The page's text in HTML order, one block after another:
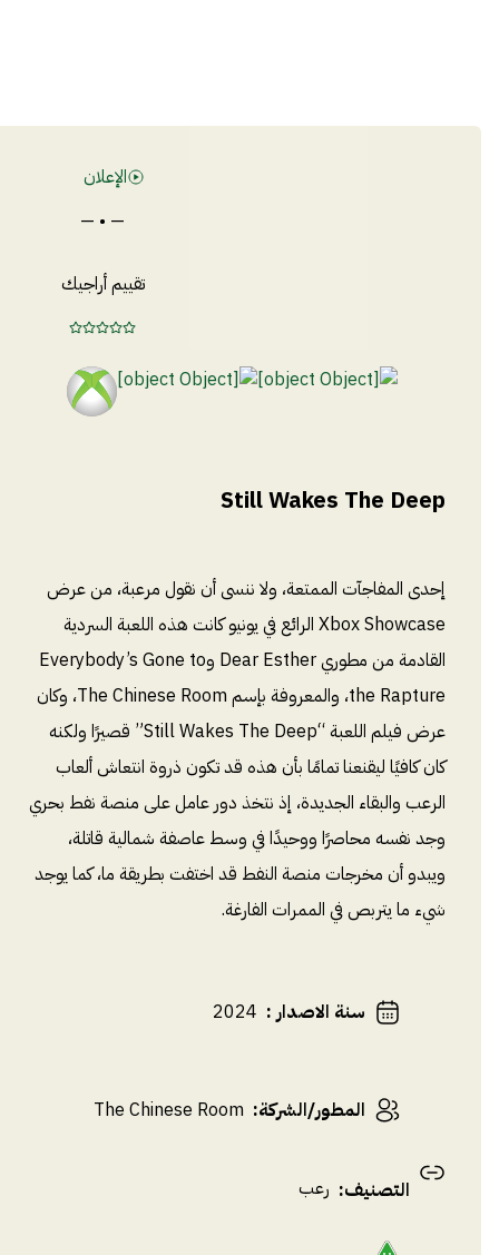
الإعلان
— • —
تقييم أراجيك
Still Wakes The Deep
إحدى المفاجآت الممتعة، ولا ننسى أن نقول مرعبة، من عرض
Xbox Showcase الرائع في يونيو كانت هذه اللعبة السردية
القادمة من مطوري Dear Esther وEverybody’s Gone to
the Rapture، والمعروفة بإسم The Chinese Room، وكان
عرض فيلم اللعبة “Still Wakes The Deep” قصيرًا ولكنه
كان كافيًا ليقنعنا تمامًا بأن هذه قد تكون ذروة انتعاش ألعاب
الرعب والبقاء الجديدة، إذ نتخذ دور عامل على منصة نفط بحري
وجد نفسه محاصرًا ووحيدًا في وسط عاصفة شمالية قاتلة،
ويبدو أن مخرجات منصة النفط قد اختفت بطريقة ما، كما يوجد
شيء ما يتربص في الممرات الفارغة.
سنة الاصدار :
2024
المطور/الشركة:
The Chinese Room
التصنيف: رعب